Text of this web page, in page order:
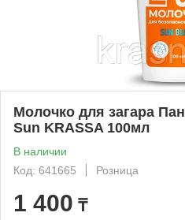
Молочко для загара
Sun KRASSA 100мл
В наличии
Код: 641665
Розница
1 400 ₸